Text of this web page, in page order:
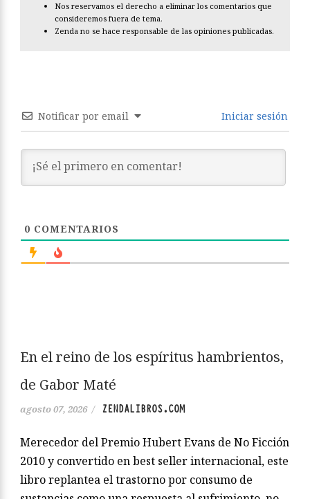
Nos reservamos el derecho a eliminar los comentarios que
consideremos fuera de tema.
Zenda no se hace responsable de las opiniones publicadas.
Notificar por email Iniciar sesión
0 COMENTARIOS
En el reino de los espíritus hambrientos,
de Gabor Maté
agosto 07, 2026 / ZENDALIBROS.COM
Merecedor del Premio Hubert Evans de No Ficción
2010 y convertido en best seller internacional, este
libro replantea el trastorno por consumo de